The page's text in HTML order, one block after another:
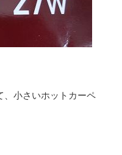
、小さいホットカーペ